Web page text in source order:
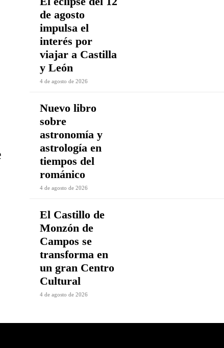
de agosto
impulsa el
interés por
viajar a Castilla
y León
4 de agosto de 2026
Nuevo libro
sobre
astronomía y
astrología en
tiempos del
románico
4 de agosto de 2026
El Castillo de
Monzón de
Campos se
transforma en
un gran Centro
Cultural
4 de agosto de 2026